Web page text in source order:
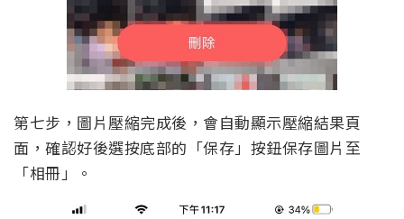
第七步，圖片壓縮完成後，會自動顯示壓縮結果頁
面，確認好後選按底部的「保存」按鈕保存圖片至
「相冊」。